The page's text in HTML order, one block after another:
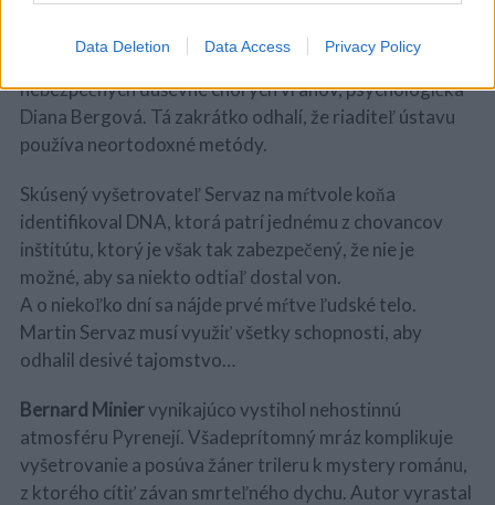
Data Deletion Data Access Privacy Policy
V tom čase prichádza do neďalekého Wargnierovho
inštitútu, v ktorom zadržiavajú mimoriadne
nebezpečných duševne chorých vrahov, psychologička
Diana Bergová. Tá zakrátko odhalí, že riaditeľ ústavu
používa neortodoxné metódy.
Skúsený vyšetrovateľ Servaz na mŕtvole koňa
identifikoval DNA, ktorá patrí jednému z chovancov
inštitútu, ktorý je však tak zabezpečený, že nie je
možné, aby sa niekto odtiaľ dostal von.
A o niekoľko dní sa nájde prvé mŕtve ľudské telo.
Martin Servaz musí využiť všetky schopnosti, aby
odhalil desivé tajomstvo…
Bernard Miniervynikajúco vystihol nehostinnú
atmosféru Pyrenejí. Všadeprítomný mráz komplikuje
vyšetrovanie a posúva žáner trileru k mystery románu,
z ktorého cítiť závan smrteľného dychu. Autor vyrastal